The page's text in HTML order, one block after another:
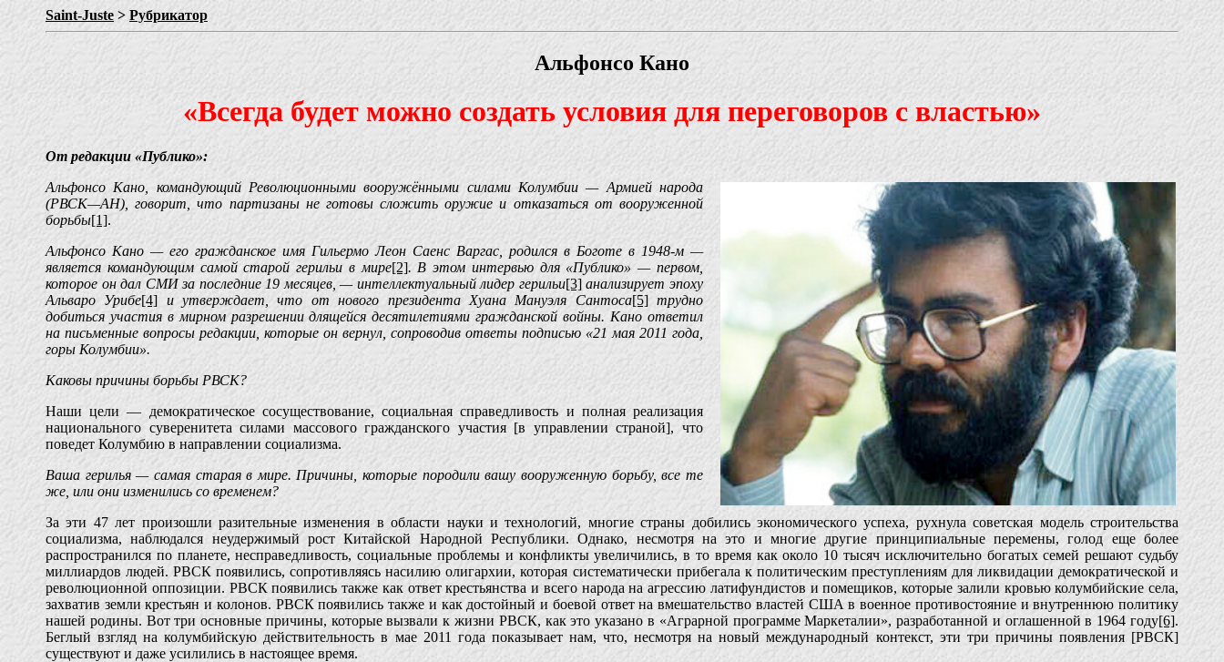
Saint-Juste > Рубрикатор
Альфонсо Кано
«Всегда будет можно создать условия для переговоров с властью»
От редакции «Публико»:
Альфонсо Кано, командующий Революционными вооружёнными силами Колумбии — Армией народа
(РВСК—АН), говорит, что партизаны не готовы сложить оружие и отказаться от вооруженной
борьбы[1].
Альфонсо Кано — его гражданское имя Гильермо Леон Саенс Варгас, родился в Боготе в 1948-м —
является командующим самой старой герильи в мире[2]. В этом интервью для «Публико» — первом,
которое он дал СМИ за последние 19 месяцев, — интеллектуальный лидер герильи[3] анализирует эпоху
Альваро Урибе[4] и утверждает, что от нового президента Хуана Мануэля Сантоса[5] трудно
добиться участия в мирном разрешении длящейся десятилетиями гражданской войны. Кано ответил
на письменные вопросы редакции, которые он вернул, сопроводив ответы подписью «21 мая 2011 года,
горы Колумбии».
Каковы причины борьбы РВСК?
Наши цели — демократическое сосуществование, социальная справедливость и полная реализация
национального суверенитета силами массового гражданского участия [в управлении страной], что
поведет Колумбию в направлении социализма.
Ваша герилья — самая старая в мире. Причины, которые породили вашу вооруженную борьбу, все те
же, или они изменились со временем?
За эти 47 лет произошли разительные изменения в области науки и технологий, многие страны добились экономического успеха, рухнула советская модель строительства
социализма, наблюдался неудержимый рост Китайской Народной Республики. Однако, несмотря на это и многие другие принципиальные перемены, голод еще более
распространился по планете, несправедливость, социальные проблемы и конфликты увеличились, в то время как около 10 тысяч исключительно богатых семей решают судьбу
миллиардов людей. РВСК появились, сопротивляясь насилию олигархии, которая систематически прибегала к политическим преступлениям для ликвидации демократической и
революционной оппозиции. РВСК появились также как ответ крестьянства и всего народа на агрессию латифундистов и помещиков, которые залили кровью колумбийские села,
захватив земли крестьян и колонов. РВСК появились также и как достойный и боевой ответ на вмешательство властей США в военное противостояние и внутреннюю политику
нашей родины. Вот три основные причины, которые вызвали к жизни РВСК, как это указано в «Аграрной программе Маркеталии», разработанной и оглашенной в 1964 году[6].
Беглый взгляд на колумбийскую действительность в мае 2011 года показывает нам, что, несмотря на новый международный контекст, эти три причины появления [РВСК]
существуют и даже усилились в настоящее время.